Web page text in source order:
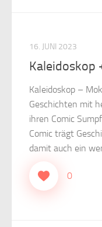
16. JUNI 2023
Kaleidoskop
Kaleidoskop –
Geschichten mit
ihren Comic
Comic trägt
damit auch ein
0